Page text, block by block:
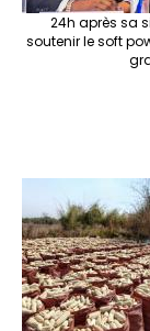
24h après sa
soutenir le soft